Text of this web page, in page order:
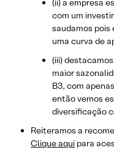
(ii) a empresa
com um
saudamos pois
uma curva de
(iii)
maior
B3, com
então vemos
diversificação
Reiteramos a
Clique aqui para